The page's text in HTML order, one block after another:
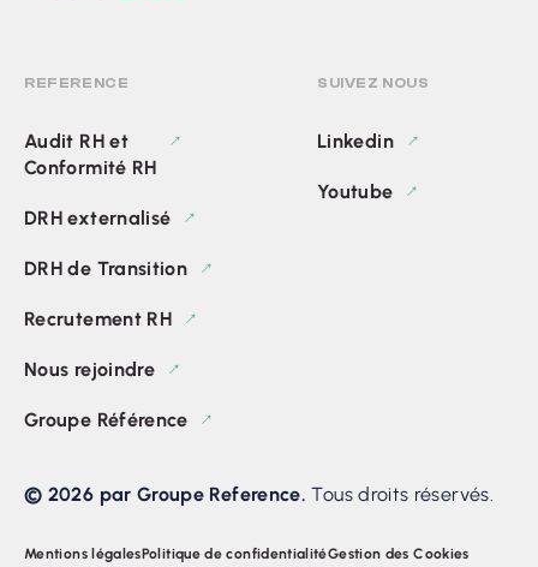
REFERENCE
Audit RH et
Conformité RH
DRH externalisé
DRH de Transition
Recrutement RH
Nous rejoindre
Groupe Référence
SUIVEZ NOUS
Linkedin
Youtube
© 2026 par Groupe Reference.Tous droits réservés.
Mentions légalesPolitique de confidentialitéGestion des Cookies